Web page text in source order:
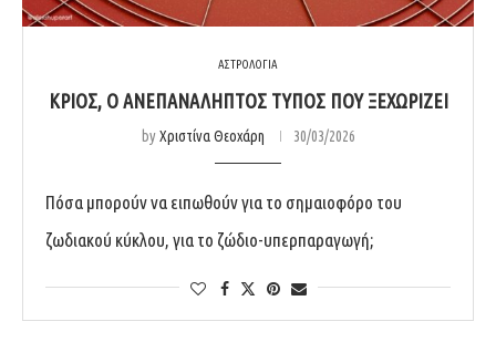
ΑΣΤΡΟΛΟΓΙΑ
ΚΡΙΌΣ, Ο ΑΝΕΠΑΝΆΛΗΠΤΟΣ ΤΎΠΟΣ ΠΟΥ ΞΕΧΩΡΊΖΕΙ
byΧριστίνα Θεοχάρη 30/03/2026
Πόσα μπορούν να ειπωθούν για το σημαιοφόρο του
ζωδιακού κύκλου, για το ζώδιο-υπερπαραγωγή;